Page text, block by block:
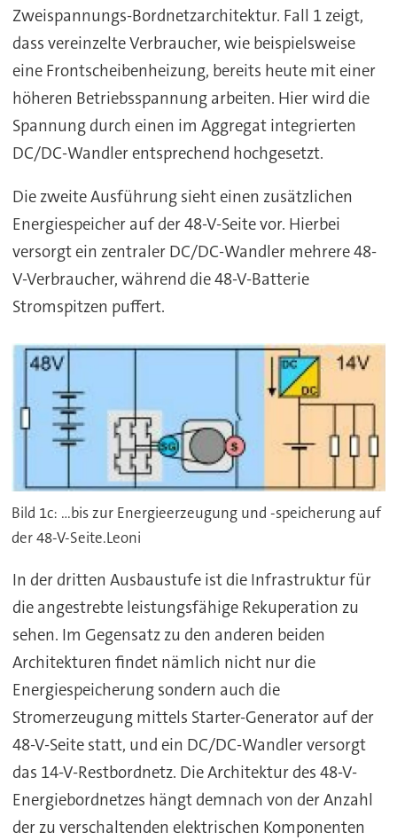
Zweispannungs-Bordnetzarchitektur. Fall 1 zeigt,
dass vereinzelte Verbraucher, wie beispielsweise
eine Frontscheibenheizung, bereits heute mit einer
höheren Betriebsspannung arbeiten. Hier wird die
Spannung durch einen im Aggregat integrierten
DC/DC-Wandler entsprechend hochgesetzt.
Die zweite Ausführung sieht einen zusätzlichen
Energiespeicher auf der 48-V-Seite vor. Hierbei
versorgt ein zentraler DC/DC-Wandler mehrere 48-
V-Verbraucher, während die 48-V-Batterie
Stromspitzen puffert.
Bild 1c: ...bis zur Energieerzeugung und -speicherung auf
der 48-V-Seite.Leoni
In der dritten Ausbaustufe ist die Infrastruktur für
die angestrebte leistungsfähige Rekuperation zu
sehen. Im Gegensatz zu den anderen beiden
Architekturen findet nämlich nicht nur die
Energiespeicherung sondern auch die
Stromerzeugung mittels Starter-Generator auf der
48-V-Seite statt, und ein DC/DC-Wandler versorgt
das 14-V-Restbordnetz. Die Architektur des 48-V-
Energiebordnetzes hängt demnach von der Anzahl
der zu verschaltenden elektrischen Komponenten